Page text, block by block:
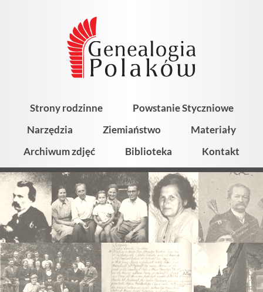
Strony rodzinne
Powstanie Styczniowe
Narzędzia
Ziemiaństwo
Materiały
Archiwum zdjęć
Biblioteka Kontakt